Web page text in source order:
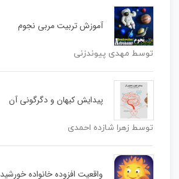
آموزش تربیت مربی نجوم
توسط مهدی پیوندزنی
پیدایش کیهان و دگرگونی آن
توسط زهرا شازده احمدی
واقعیت افزوده خانواده خورشید